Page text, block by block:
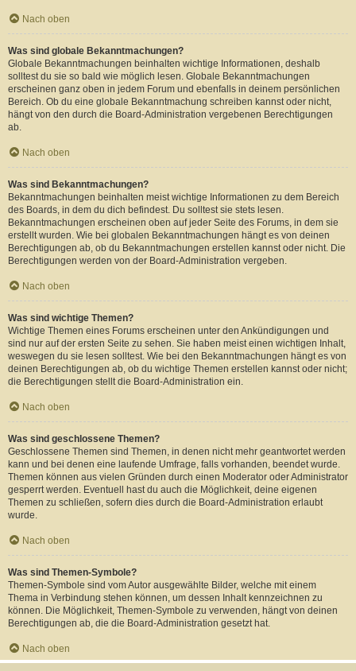
Nach oben
Was sind globale Bekanntmachungen?
Globale Bekanntmachungen beinhalten wichtige Informationen, deshalb
solltest du sie so bald wie möglich lesen. Globale Bekanntmachungen
erscheinen ganz oben in jedem Forum und ebenfalls in deinem persönlichen
Bereich. Ob du eine globale Bekanntmachung schreiben kannst oder nicht,
hängt von den durch die Board-Administration vergebenen Berechtigungen
ab.
Nach oben
Was sind Bekanntmachungen?
Bekanntmachungen beinhalten meist wichtige Informationen zu dem Bereich
des Boards, in dem du dich befindest. Du solltest sie stets lesen.
Bekanntmachungen erscheinen oben auf jeder Seite des Forums, in dem sie
erstellt wurden. Wie bei globalen Bekanntmachungen hängt es von deinen
Berechtigungen ab, ob du Bekanntmachungen erstellen kannst oder nicht. Die
Berechtigungen werden von der Board-Administration vergeben.
Nach oben
Was sind wichtige Themen?
Wichtige Themen eines Forums erscheinen unter den Ankündigungen und
sind nur auf der ersten Seite zu sehen. Sie haben meist einen wichtigen Inhalt,
weswegen du sie lesen solltest. Wie bei den Bekanntmachungen hängt es von
deinen Berechtigungen ab, ob du wichtige Themen erstellen kannst oder nicht;
die Berechtigungen stellt die Board-Administration ein.
Nach oben
Was sind geschlossene Themen?
Geschlossene Themen sind Themen, in denen nicht mehr geantwortet werden
kann und bei denen eine laufende Umfrage, falls vorhanden, beendet wurde.
Themen können aus vielen Gründen durch einen Moderator oder Administrator
gesperrt werden. Eventuell hast du auch die Möglichkeit, deine eigenen
Themen zu schließen, sofern dies durch die Board-Administration erlaubt
wurde.
Nach oben
Was sind Themen-Symbole?
Themen-Symbole sind vom Autor ausgewählte Bilder, welche mit einem
Thema in Verbindung stehen können, um dessen Inhalt kennzeichnen zu
können. Die Möglichkeit, Themen-Symbole zu verwenden, hängt von deinen
Berechtigungen ab, die die Board-Administration gesetzt hat.
Nach oben